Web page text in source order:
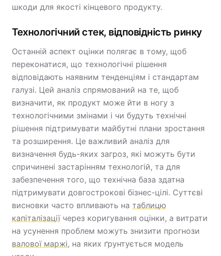
шкоди для якості кінцевого продукту.
Технологічний стек, відповідність ринку
Останній аспект оцінки полягає в тому, щоб
переконатися, що технологічні рішення
відповідають наявним тенденціям і стандартам
галузі. Цей аналіз спрямований на те, щоб
визначити, як продукт може йти в ногу з
технологічними змінами і чи будуть технічні
рішення підтримувати майбутні плани зростання
та розширення. Це важливий аналіз для
визначення будь-яких загроз, які можуть бути
спричинені застарінням технологій, та для
забезпечення того, що технічна база здатна
підтримувати довгострокові бізнес-цілі. Суттєві
висновки часто впливають на таблицю
капіталізаціїчерез коригування оцінки, а витрати
на усунення проблем можуть знизити прогнози
валової маржі, на яких ґрунтується модель